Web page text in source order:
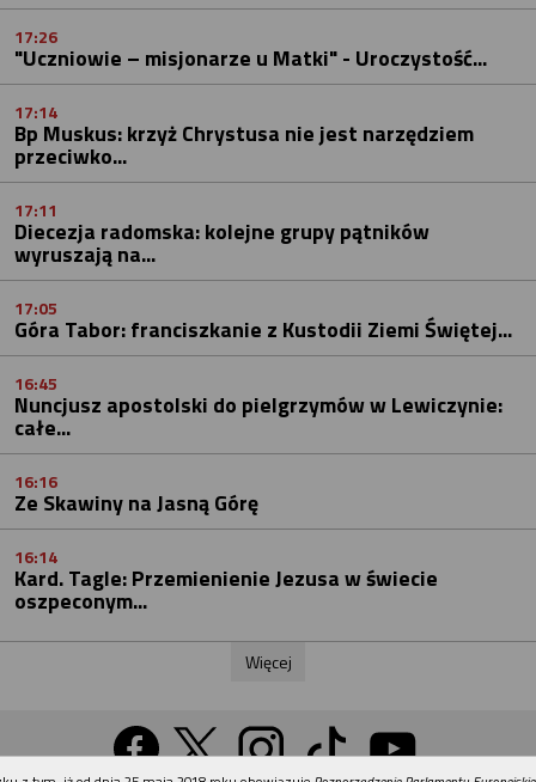
17:26
"Uczniowie – misjonarze u Matki" - Uroczystość...
17:14
Bp Muskus: krzyż Chrystusa nie jest narzędziem
przeciwko...
17:11
Diecezja radomska: kolejne grupy pątników
wyruszają na...
17:05
Góra Tabor: franciszkanie z Kustodii Ziemi Świętej...
16:45
Nuncjusz apostolski do pielgrzymów w Lewiczynie:
całe...
16:16
Ze Skawiny na Jasną Górę
16:14
Kard. Tagle: Przemienienie Jezusa w świecie
oszpeconym...
Więcej